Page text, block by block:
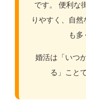
です。 便利な
りやすく、自
も多
婚活は「いつ
る」こと